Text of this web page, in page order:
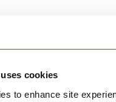
cookies
to enhance site
in
Oltre il